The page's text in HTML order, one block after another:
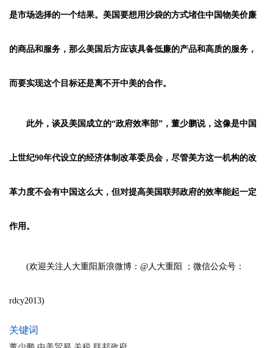
是市场选择的一个结果。美国要想用沙袋的方式堵住中国物美价廉
的商品和服务，那么美国后方应该具备低廉的产品和高质的服务，
而要实现这个目标还是离不开中美的合作。
此外，谈及美国成立的“政府效率部”，董少鹏说，这像是中国
上世纪90年代设立的经济体制改革委员会，尽管美方这一机构的改
革力度不会有中国这么大，但对提高美国联邦政府的效率能起一定
作用。
(欢迎关注人大重阳新浪微博：@人大重阳 ；微信公众号：
rdcy2013)
关键词